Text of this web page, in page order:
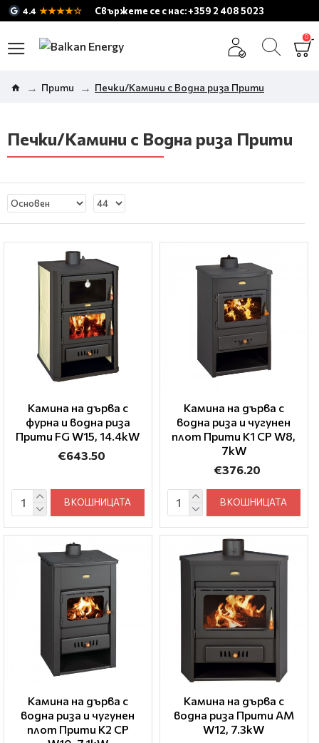
4.4 ★★★★☆ Свържете се с нас: +359 2 408 5023
0
Прити Печки/Камини с Водна риза Прити
Печки/Камини с Водна риза Прити
Камина на дърва с
фурна и водна риза
Прити FG W15, 14.4kW
€643.50
В КОШНИЦАТА
Камина на дърва с
водна риза и чугунен
плот Прити K1 CP W8,
7kW
€376.20
В КОШНИЦАТА
Камина на дърва с
водна риза и чугунен
плот Прити K2 CP
Камина на дърва с
водна риза Прити AM
W12, 7.3kW